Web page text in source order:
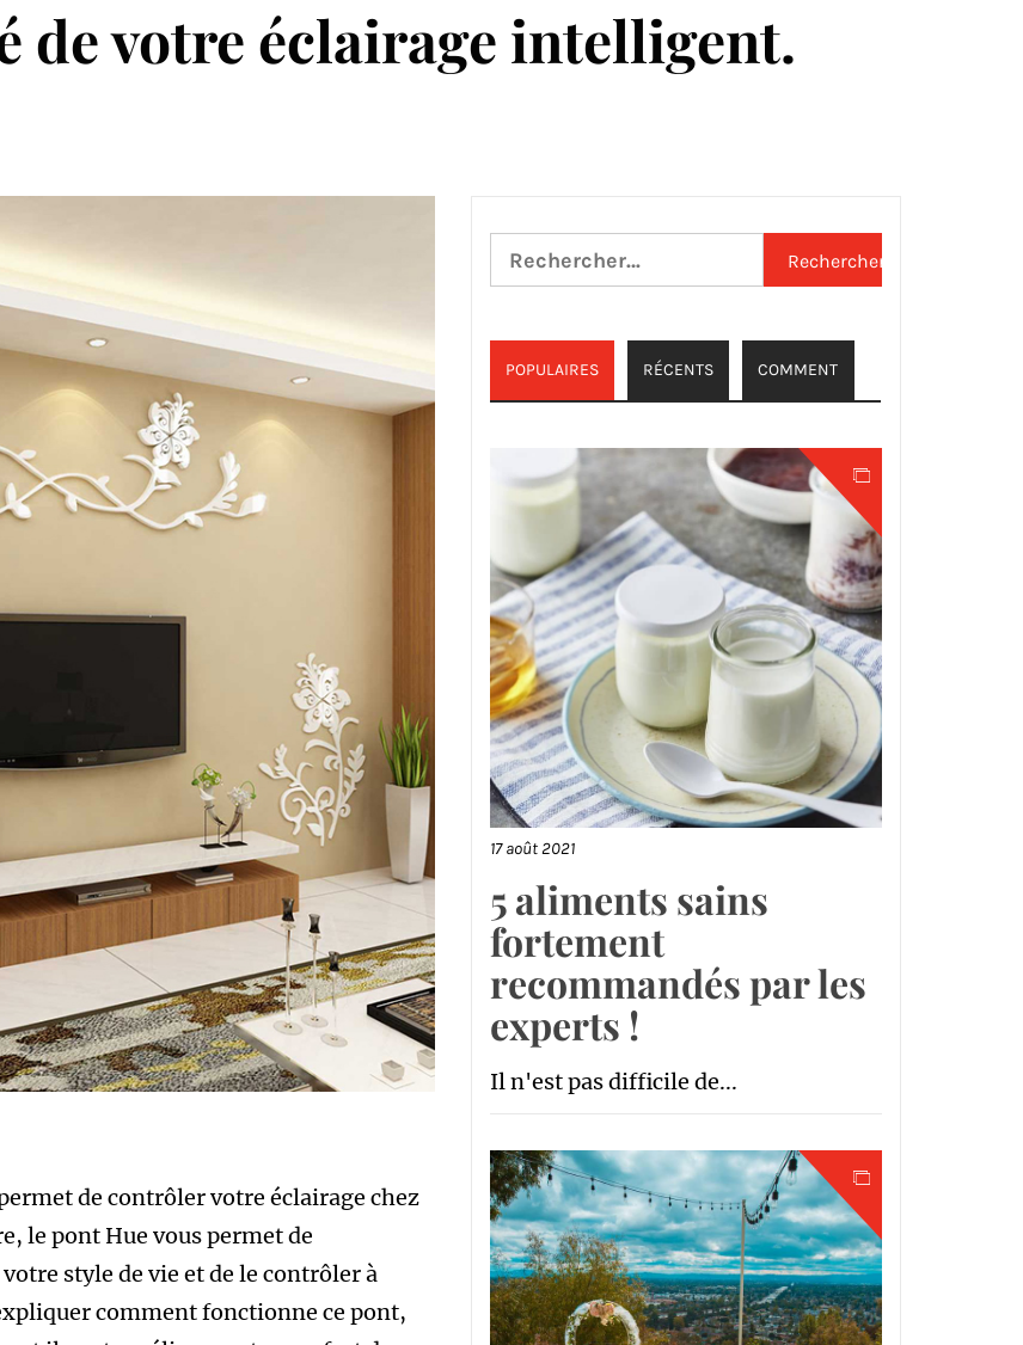
de votre éclairage intelligent.
de contrôler votre éclairage chez
le pont Hue vous permet de
style de vie et de le contrôler à
comment fonctionne ce pont,
Rechercher :
POPULAIRES RÉCENTS COMMENT
17 août 2021
5 aliments sains
fortement
recommandés par les
experts !
Il n'est pas difficile de...